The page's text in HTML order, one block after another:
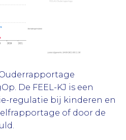
Ouderrapportage
De FEEL-KJ is een
regulatie bij kinderen en
of door de